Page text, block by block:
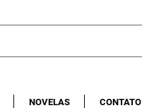
NOVELAS CONTATO